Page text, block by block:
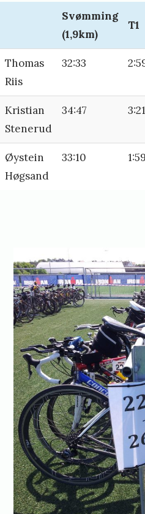
Svømming
(1,9km)
T1
Thomas
Riis
32:33
Kristian
Stenerud
34:47 3:21
Øystein
Høgsand
33:10 1:59